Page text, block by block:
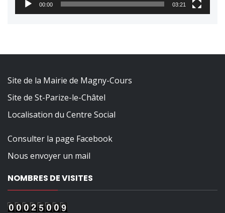
00:00 03:21
Site de la Mairie de Magny-Cours
Site de St-Parize-le-Châtel
Localisation du Centre Social
Consulter la page Facebook
Nous envoyer un mail
NOMBRES DE VISITES